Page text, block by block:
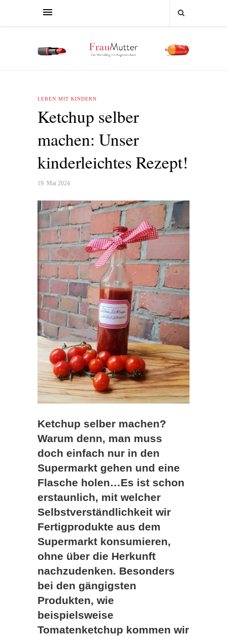
LEBEN MIT KINDERN
Ketchup selber
machen: Unser
kinderleichtes Rezept!
19. Mai 2024
Ketchup selber machen?
Warum denn, man muss
doch einfach nur in den
Supermarkt gehen und eine
Flasche holen…Es ist schon
erstaunlich, mit welcher
Selbstverständlichkeit wir
Fertigprodukte aus dem
Supermarkt konsumieren,
ohne über die Herkunft
nachzudenken. Besonders
bei den gängigsten
Produkten, wie
beispielsweise
Tomatenketchup kommen wir